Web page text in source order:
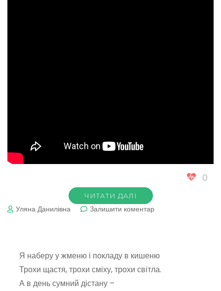
0
ЧИТАТИ ДАЛІ
Уляна Данилівна Залишити коментардо
Я наберу у жменю і покладу в кишеню
Трохи щастя, трохи сміху, трохи світла.
А в день сумний дістану –